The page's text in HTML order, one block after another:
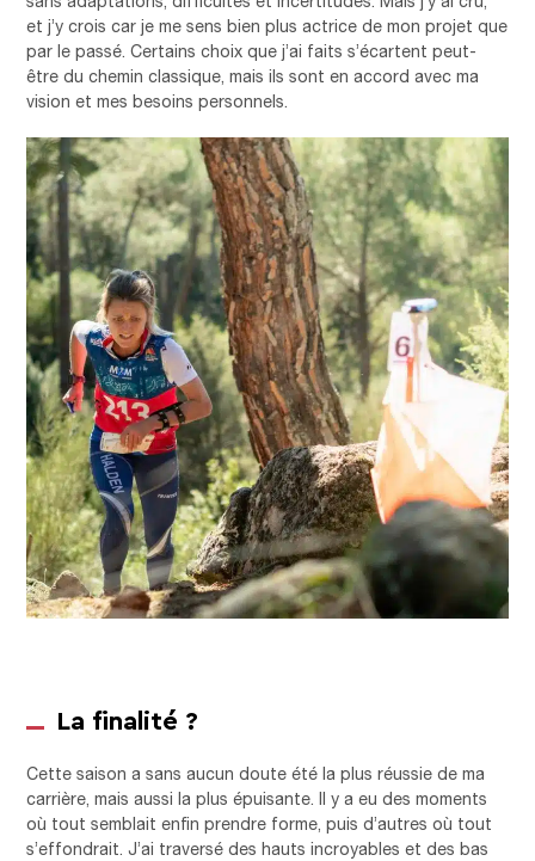
et j’y crois car je me sens bien plus actrice de mon projet que
par le passé. Certains choix que j’ai faits s’écartent peut-
être du chemin classique, mais ils sont en accord avec ma
vision et mes besoins personnels.
La finalité ?
Cette saison a sans aucun doute été la plus réussie de ma
carrière, mais aussi la plus épuisante. Il y a eu des moments
où tout semblait enfin prendre forme, puis d’autres où tout
s’effondrait. J’ai traversé des hauts incroyables et des bas